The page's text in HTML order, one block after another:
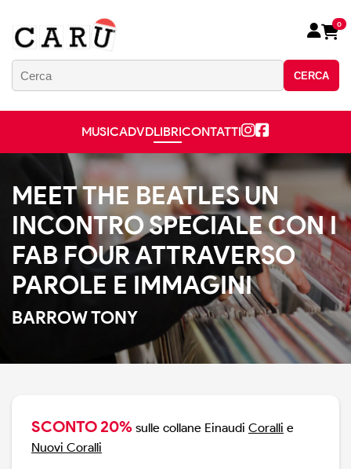
CERCA
0
MUSICADVDLIBRICONTATTI
MEET THE BEATLES UN
INCONTRO SPECIALE CON I
FAB FOUR ATTRAVERSO
PAROLE E IMMAGINI
BARROW TONY
SCONTO 20% sulle collane Einaudi Coralli e
Nuovi Coralli